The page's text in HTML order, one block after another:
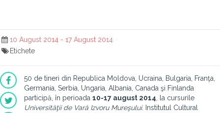
10 August 2014 - 17 August 2014
Etichete
50 de tineri din Republica Moldova, Ucraina, Bulgaria, Franţa,
Germania, Serbia, Ungaria, Albania, Canada şi Finlanda
participă, în perioada 10-17 august 2014 , la cursurile
Universităţii de Vară Izvoru Mureşului. Institutul Cultural